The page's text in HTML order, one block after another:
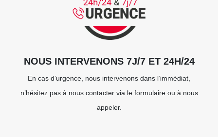
NOUS INTERVENONS 7J/7 ET 24H/24
En cas d’urgence, nous intervenons dans l’immédiat,
n’hésitez pas à nous contacter via le formulaire ou à nous
appeler.